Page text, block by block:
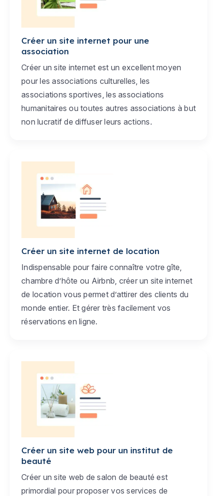
Créer un site internet pour une
association
Créer un site internet est un excellent moyen
pour les associations culturelles, les
associations sportives, les associations
humanitaires ou toutes autres associations à but
non lucratif de diffuser leurs actions.
Créer un site internet de location
Indispensable pour faire connaître votre gîte,
chambre d’hôte ou Airbnb, créer un site internet
de location vous permet d’attirer des clients du
monde entier. Et gérer très facilement vos
réservations en ligne.
Créer un site web pour un institut de
beauté
Créer un site web de salon de beauté est
primordial pour proposer vos services de